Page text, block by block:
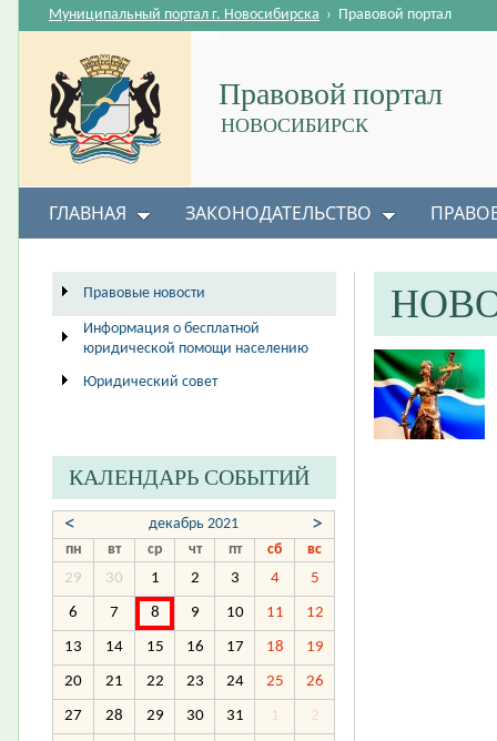
Правовой портал
НОВОСИБИРСК
Муниципальный портал г. Новосибирска › Правовой портал
ГЛАВНАЯ ЗАКОНОДАТЕЛЬСТВО
Правовые новости
Информация о бесплатной
юридической помощи населению
Юридический совет
КАЛЕНДАРЬ СОБЫТИЙ
< декабрь 2021 >
пн вт ср чт пт сб
вс
29
30 1 2 3 4 5
6 7 8 9 10 11 12
13 14 15 16 17 18 19
20 21 22 23 24 25 26
27 28 29 30 31 1 2